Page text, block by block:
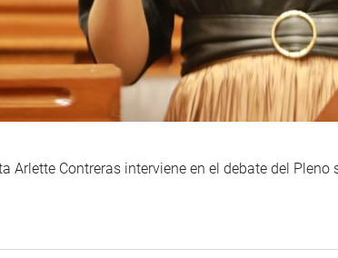
Arlette Contreras interviene en el debate del